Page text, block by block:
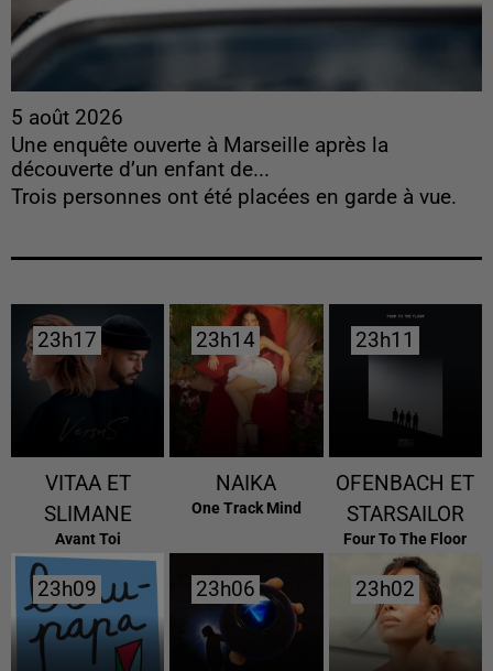
5 août 2026
Une enquête ouverte à Marseille après la
découverte d’un enfant de...
Trois personnes ont été placées en garde à vue.
23h17
23h17
VITAA ET
SLIMANE
Avant Toi
23h14
23h14
NAIKA
One Track Mind
23h11
23h11
OFENBACH ET
STARSAILOR
Four To The Floor
23h09
23h09 23h06
23h06 23h02
23h02